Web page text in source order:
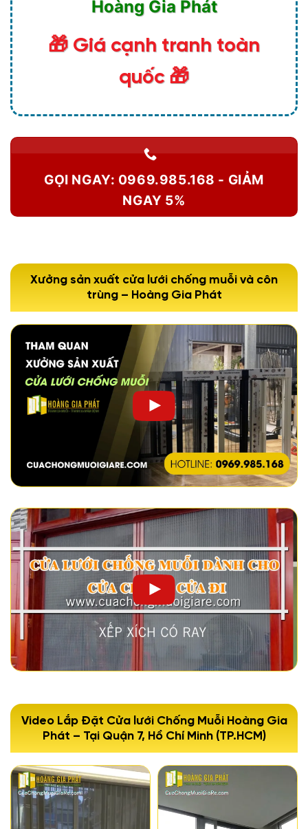
Hoàng Gia Phát
🎁 Giá cạnh tranh toàn
quốc 🎁
GỌI NGAY: 0969.985.168 - GIẢM
NGAY 5%
Xưởng sản xuất cửa lưới chống muỗi và côn
trùng – Hoàng Gia Phát
Video Lắp Đặt Cửa lưới Chống Muỗi Hoàng Gia
Phát – Tại Quận 7, Hồ Chí Minh (TP.HCM)